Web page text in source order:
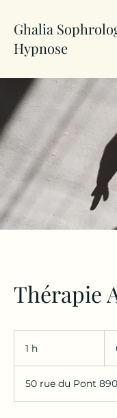
Ghalia
Hypnose
Thérapie
1 h
50 rue du Pont